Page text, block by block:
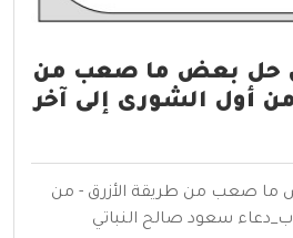
في حل بعض ما صعب من
أول الشورى إلى آخر
ما صعب من طريقة الأزرق - من
سعود صالح النباتي